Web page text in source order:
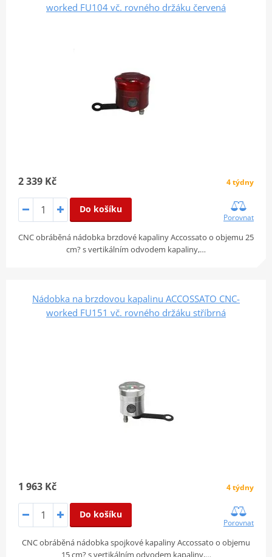
worked FU104 vč. rovného držáku červená
2 339 Kč 4 týdny
Do košíku
Porovnat
CNC obráběná nádobka brzdové kapaliny Accossato o objemu 25
cm? s vertikálním odvodem kapaliny,…
Nádobka na brzdovou kapalinu ACCOSSATO CNC-
worked FU151 vč. rovného držáku stříbrná
1 963 Kč 4 týdny
Do košíku
Porovnat
CNC obráběná nádobka spojkové kapaliny Accossato o objemu
15 cm? s vertikálním odvodem kapaliny,…